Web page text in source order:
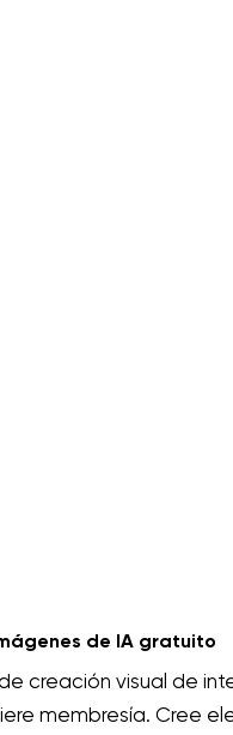
de IA gratuito
creación visual de
membresía. Cree